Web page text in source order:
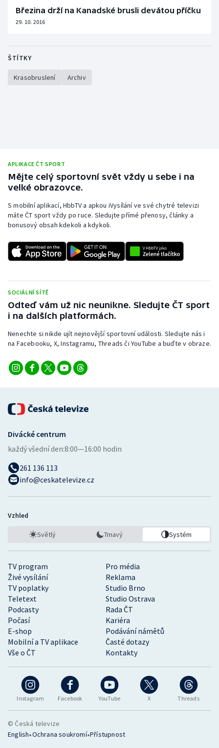
Březina drží na Kanadské brusli devátou příčku
29. 10. 2016
ŠTÍTKY
Krasobruslení Archiv
APLIKACE ČT SPORT
Mějte celý sportovní svět vždy u sebe i na
velké obrazovce.
S mobilní aplikací, HbbTV a apkou iVysílání ve své chytré televizi
máte ČT sport vždy po ruce. Sledujte přímé přenosy, články a
bonusový obsah kdekoli a kdykoli.
SOCIÁLNÍ SÍTĚ
Odteď vám už nic neunikne. Sledujte ČT sport
i na dalších platformách.
Nenechte si nikde ujít nejnovější sportovní události. Sledujte nás i
na Facebooku, X, Instagramu, Threads či YouTube a buďte v obraze.
Instagram Facebook YouTube X Threads
TV program
Pro média
Živé vysílání
Reklama
TV poplatky
Studio Brno
Teletext
Studio Ostrava
Podcasty
Rada ČT
Počasí
Kariéra
E-shop
Podávání námětů
Mobilní a TV aplikace
Časté dotazy
Vše o ČT
Kontakty
Divácké centrum
každý všední den:8:00—16:00 hodin
261 136 113
info@ceskatelevize.cz
Vzhled
Světlý Tmavý Systém
© Česká televize
English•Ochrana soukromí•Přístupnost